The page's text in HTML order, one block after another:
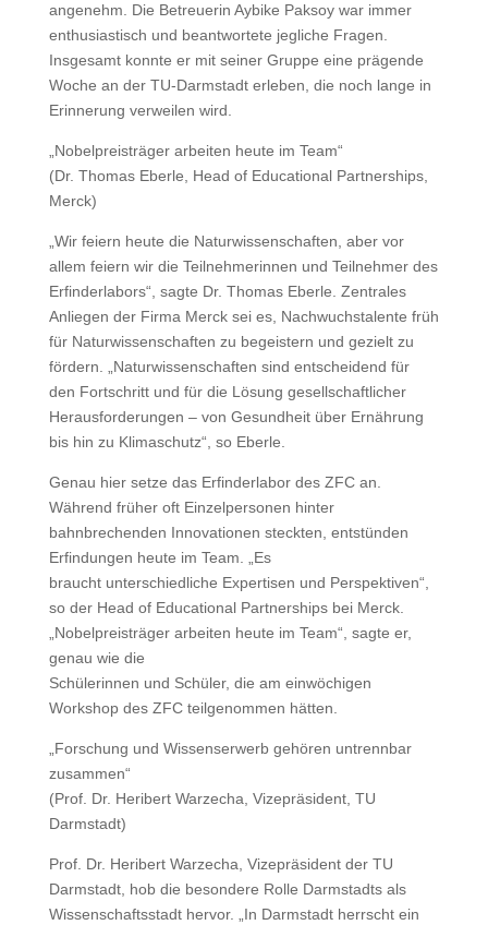
angenehm. Die Betreuerin Aybike Paksoy war immer
enthusiastisch und beantwortete jegliche Fragen.
Insgesamt konnte er mit seiner Gruppe eine prägende
Woche an der TU-Darmstadt erleben, die noch lange in
Erinnerung verweilen wird.
„Nobelpreisträger arbeiten heute im Team“
(Dr. Thomas Eberle, Head of Educational Partnerships,
Merck)
„Wir feiern heute die Naturwissenschaften, aber vor
allem feiern wir die Teilnehmerinnen und Teilnehmer des
Erfinderlabors“, sagte Dr. Thomas Eberle. Zentrales
Anliegen der Firma Merck sei es, Nachwuchstalente früh
für Naturwissenschaften zu begeistern und gezielt zu
fördern. „Naturwissenschaften sind entscheidend für
den Fortschritt und für die Lösung gesellschaftlicher
Herausforderungen – von Gesundheit über Ernährung
bis hin zu Klimaschutz“, so Eberle.
Genau hier setze das Erfinderlabor des ZFC an.
Während früher oft Einzelpersonen hinter
bahnbrechenden Innovationen steckten, entstünden
Erfindungen heute im Team. „Es
braucht unterschiedliche Expertisen und Perspektiven“,
so der Head of Educational Partnerships bei Merck.
„Nobelpreisträger arbeiten heute im Team“, sagte er,
genau wie die
Schülerinnen und Schüler, die am einwöchigen
Workshop des ZFC teilgenommen hätten.
„Forschung und Wissenserwerb gehören untrennbar
zusammen“
(Prof. Dr. Heribert Warzecha, Vizepräsident, TU
Darmstadt)
Prof. Dr. Heribert Warzecha, Vizepräsident der TU
Darmstadt, hob die besondere Rolle Darmstadts als
Wissenschaftsstadt hervor. „In Darmstadt herrscht ein